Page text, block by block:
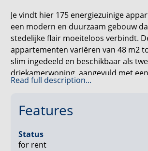
Je vindt hier 175 energiezuinige
een modern en duurzaam gebouw
stedelijke flair moeiteloos verbindt.
appartementen variëren van 48 m2
slim ingedeeld en beschikbaar als
driekamerwoning, aangevuld met
specials.
De woningen zijn zo goed als
gemakken voorzien: de wanden
met vliesbehang en elk appartement
een moderne witte keuken met
Read full description...
Features
Status
for rent